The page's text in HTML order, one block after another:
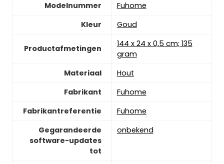
Modelnummer
‎Fuhome
Kleur
‎Goud
Productafmetingen
‎144 x 24 x 0,5 cm; 135
gram
Materiaal
‎Hout
Fabrikant
‎Fuhome
Fabrikantreferentie
‎Fuhome
Gegarandeerde
software-updates
tot
‎onbekend